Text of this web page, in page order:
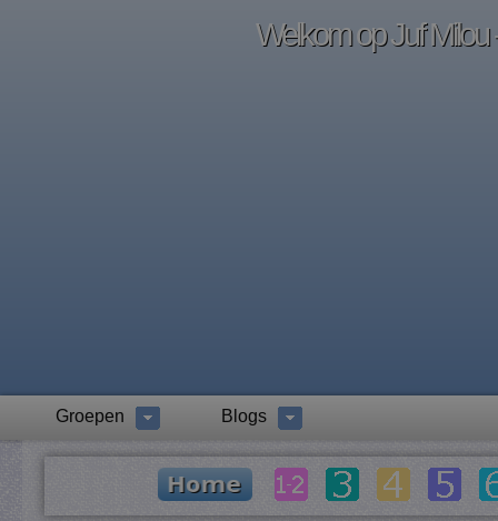
Welkom op Juf Milou
Groepen Blogs